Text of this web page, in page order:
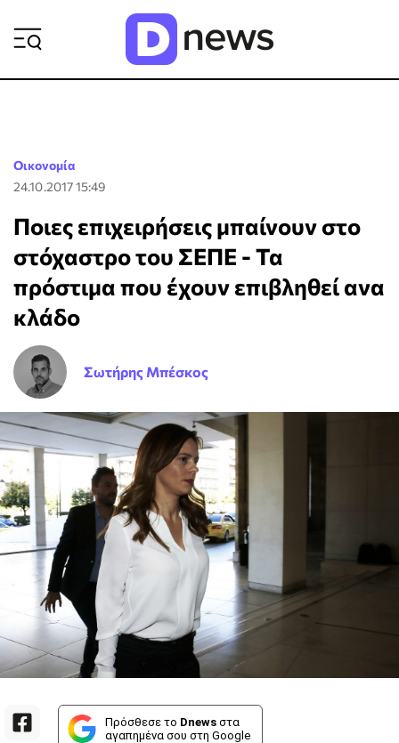
Οικονομία
24.10.2017 15:49
Ποιες επιχειρήσεις μπαίνουν στο
στόχαστρο του ΣΕΠΕ - Τα
πρόστιμα που έχουν επιβληθεί ανα
κλάδο
Σωτήρης Μπέσκος
Πρόσθεσε το Dnews στα
αγαπημένα σου στη Google